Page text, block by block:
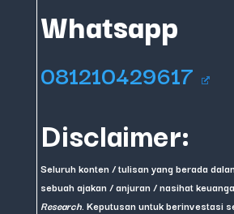
Whatsapp
081210429617
Disclaimer:
Seluruh konten / tulisan yang berada
sebuah ajakan / anjuran / nasihat
Research . Keputusan untuk berinvestasi